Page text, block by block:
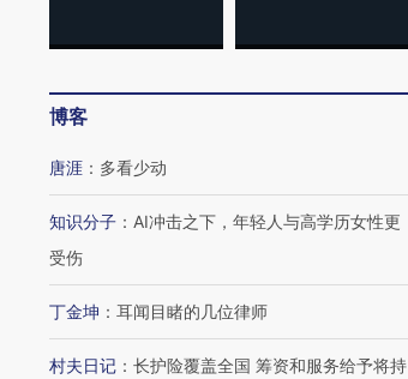
博客
唐涯 ： 多看少动
知识分子 ： AI冲击之下，年轻人与高学历女性更
受伤
丁金坤 ： 耳闻目睹的几位律师
村夫日记 ： 长护险覆盖全国 筹资和服务给予将持